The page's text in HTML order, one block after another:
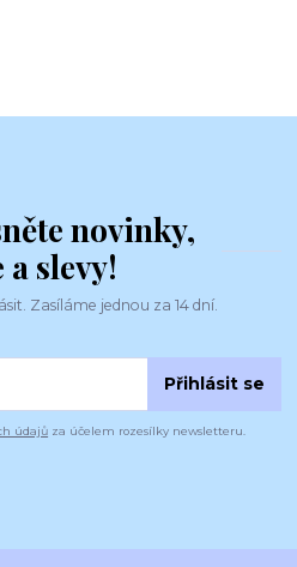
novinky,
a slevy!
Zasíláme jednou za 14 dní.
Přihlásit se
údajů za účelem rozesílky newsletteru.